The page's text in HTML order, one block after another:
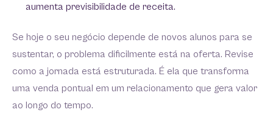
aumenta previsibilidade de receita.
Se hoje o seu negócio depende de novos alunos para se
sustentar, o problema dificilmente está na oferta. Revise
como a jornada está estruturada. É ela que transforma
uma venda pontual em um relacionamento que gera valor
ao longo do tempo.